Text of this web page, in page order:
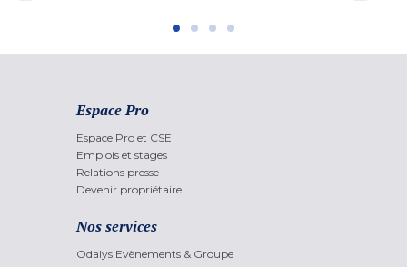
Espace Pro
Espace Pro et CSE
Emplois et stages
Relations presse
Devenir propriétaire
Nos services
Odalys Evènements & Groupe